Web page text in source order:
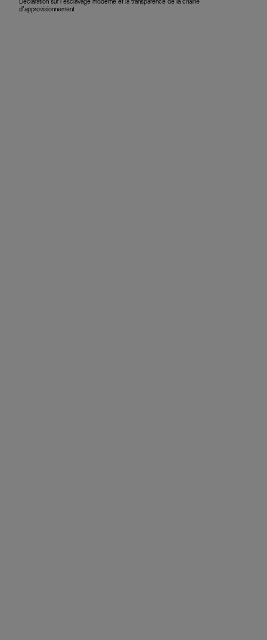
Déclaration sur l’esclavage moderne et la transparence de la chaîne
d’approvisionnement